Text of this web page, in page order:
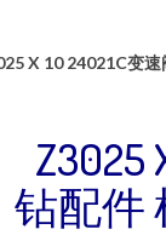
X 10 24021C变
Z3025
钻配件